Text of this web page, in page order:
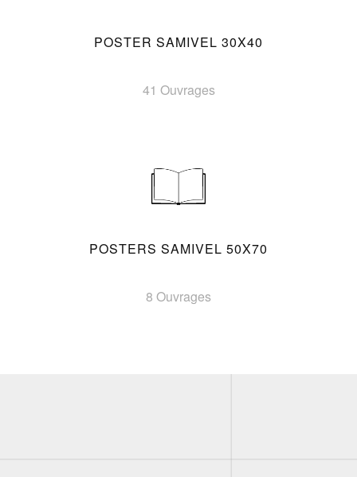
POSTER SAMIVEL 30X40
41 Ouvrages
POSTERS SAMIVEL 50X70
8 Ouvrages